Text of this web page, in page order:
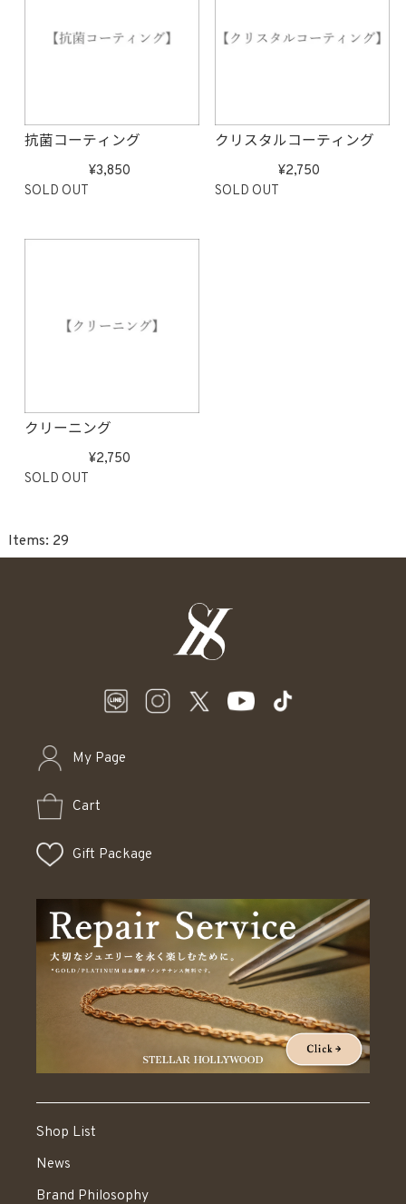
抗菌コーティング
3,850
SOLD OUT
クリスタルコーティング
2,750
SOLD OUT
クリーニング
2,750
SOLD OUT
29
My Page
Cart
Gift Package
Shop List
News
Brand Philosophy